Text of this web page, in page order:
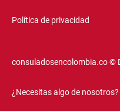
Política de privacidad
consuladosencolombia.co ©
¿Necesitas algo de nosotros?